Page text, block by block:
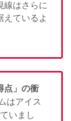
線はさらに
ているよ
点」の衝
はアイス
いまし